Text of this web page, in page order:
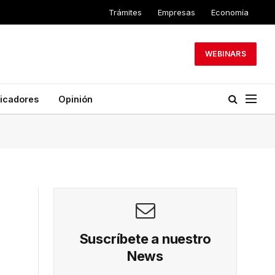
Trámites Empresas Economía
WEBINARS
Opinión
Suscríbete a nuestro
News